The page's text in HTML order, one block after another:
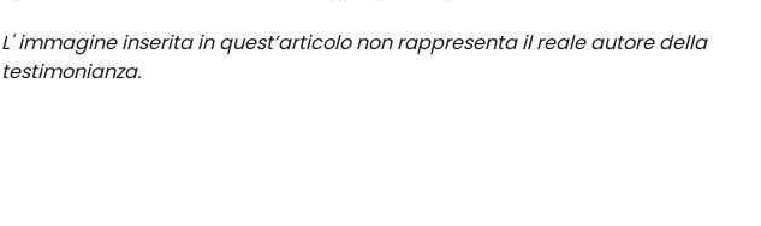
L' immagine inserita in quest’articolo non rappresenta il reale autore della
testimonianza.